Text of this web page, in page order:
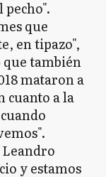
que
en tipazo",
también
mataron a
cuanto a la
Leandro
y estamos